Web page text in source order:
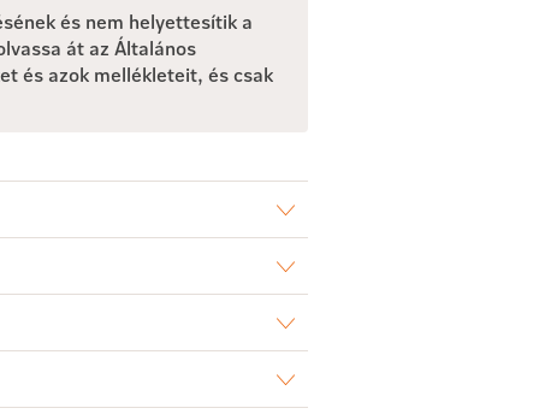
és nem helyettesítik a
át az Általános
és azok mellékleteit, és csak